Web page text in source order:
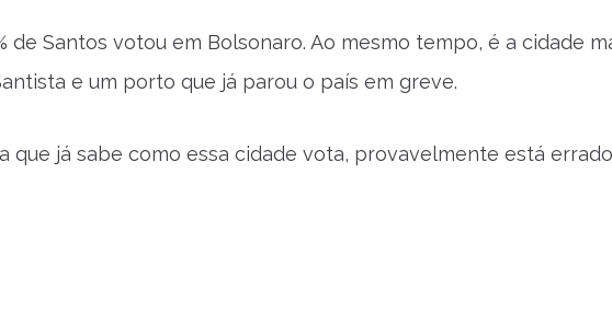
de Santos votou em Bolsonaro. Ao mesmo tempo, é a cidade
e um porto que já parou o país em greve.
que já sabe como essa cidade vota, provavelmente está